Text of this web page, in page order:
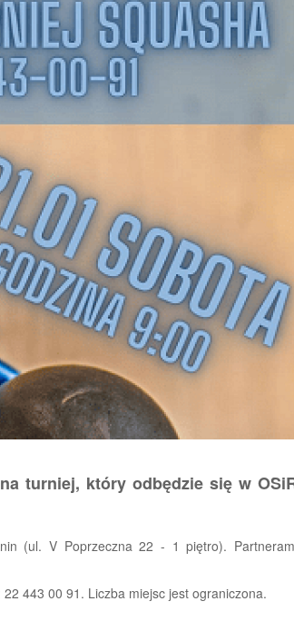
turniej, który odbędzie się w
(ul. V Poprzeczna 22 - 1 piętro).
443 00 91. Liczba miejsc jest ograniczona.